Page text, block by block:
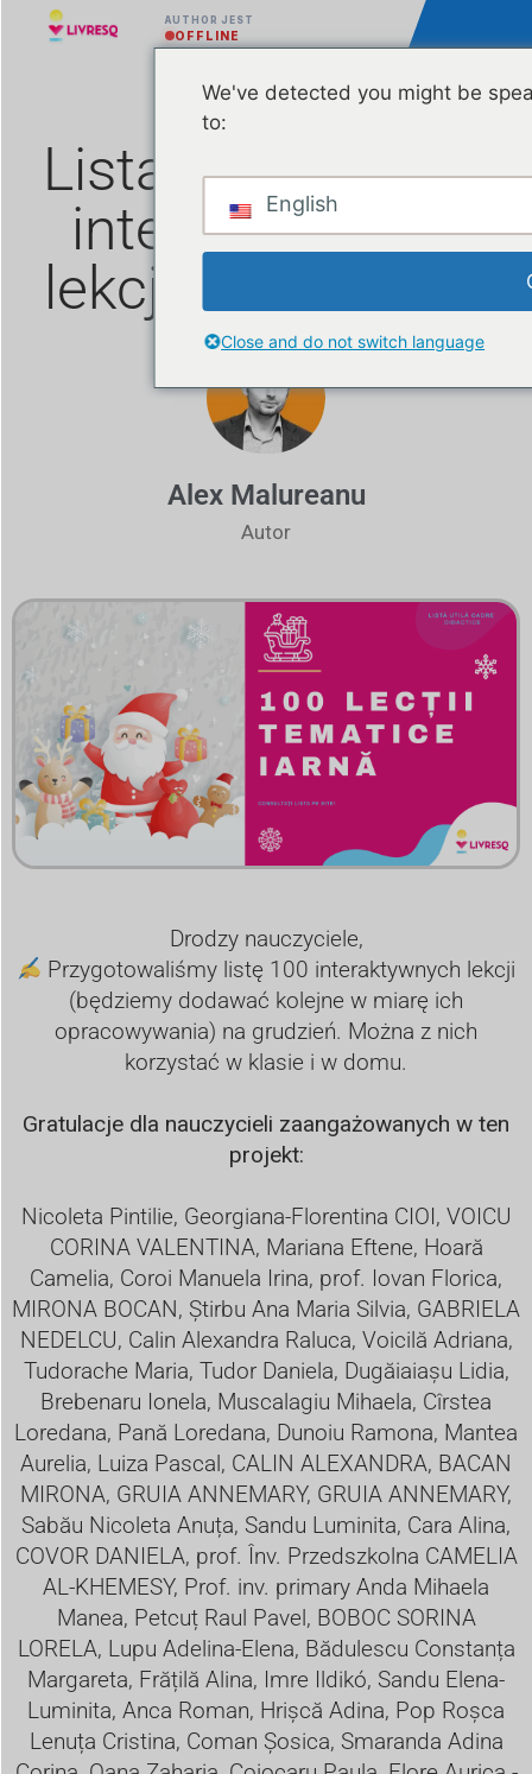
AUTHOR JEST
OFFLINE
Lista darmowych
interaktywnych
lekcji na grudzień
Alex Malureanu
Autor
Drodzy nauczyciele,
Przygotowaliśmy listę 100 interaktywnych lekcji
(będziemy dodawać kolejne w miarę ich
opracowywania) na grudzień. Można z nich
korzystać w klasie i w domu.
Gratulacje dla nauczycieli zaangażowanych w ten
projekt:
Nicoleta Pintilie, Georgiana-Florentina CIOI, VOICU
CORINA VALENTINA, Mariana Eftene, Hoară
Camelia, Coroi Manuela Irina, prof. Iovan Florica,
MIRONA BOCAN, Știrbu Ana Maria Silvia, GABRIELA
NEDELCU, Calin Alexandra Raluca, Voicilă Adriana,
Tudorache Maria, Tudor Daniela, Dugăiaiașu Lidia,
Brebenaru Ionela, Muscalagiu Mihaela, Cîrstea
Loredana, Pană Loredana, Dunoiu Ramona, Mantea
Aurelia, Luiza Pascal, CALIN ALEXANDRA, BACAN
MIRONA, GRUIA ANNEMARY, GRUIA ANNEMARY,
Sabău Nicoleta Anuța, Sandu Luminita, Cara Alina,
COVOR DANIELA, prof. Înv. Przedszkolna CAMELIA
AL-KHEMESY, Prof. inv. primary Anda Mihaela
Manea, Petcuț Raul Pavel, BOBOC SORINA
LORELA, Lupu Adelina-Elena, Bădulescu Constanța
Margareta, Frățilă Alina, Imre Ildikó, Sandu Elena-
Luminita, Anca Roman, Hrișcă Adina, Pop Roșca
Lenuța Cristina, Coman Șosica, Smaranda Adina
We've detected you might be
to:
English
Close and do not switch language